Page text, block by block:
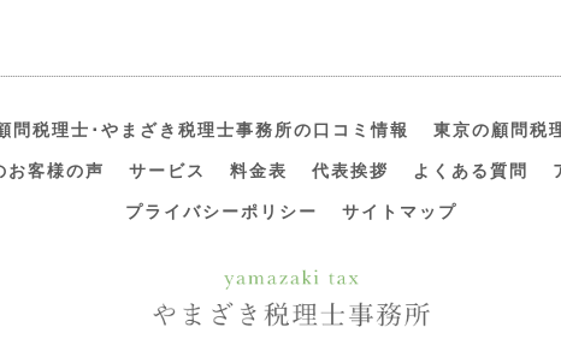
問税理士･やまざき税理士事務所の口コミ情報 東京の顧問税
お客様の声 サービス 料金表 代表挨拶 よくある質問
プライバシーポリシー サイトマップ